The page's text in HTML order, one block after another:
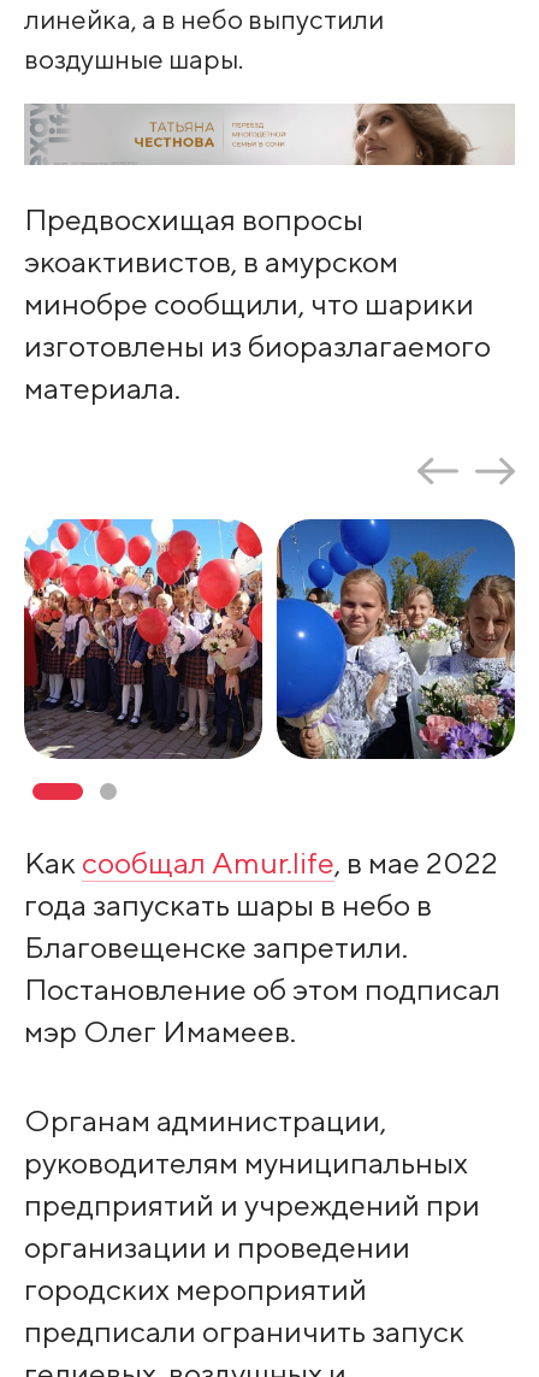
линейка, а в небо выпустили
воздушные шары.
Предвосхищая вопросы
экоактивистов, в амурском
минобре сообщили, что шарики
изготовлены из биоразлагаемого
материала.
Как сообщал Amur.life, в мае 2022
года запускать шары в небо в
Благовещенске запретили.
Постановление об этом подписал
мэр Олег Имамеев.
Органам администрации,
руководителям муниципальных
предприятий и учреждений при
организации и проведении
городских мероприятий
предписали ограничить запуск